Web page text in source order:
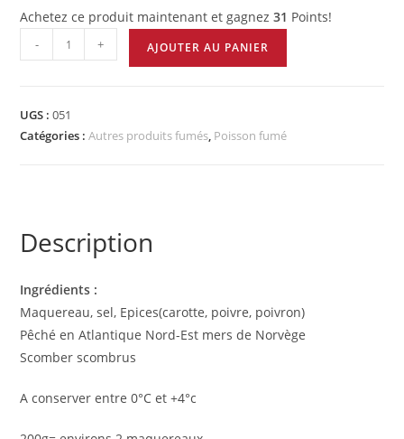
Achetez ce produit maintenant et gagnez31 Points!
- + AJOUTER AU PANIER
UGS :051
Catégories :Autres produits fumés, Poisson fumé
Description
Ingrédients :
Maquereau, sel, Epices(carotte, poivre, poivron)
Pêché en Atlantique Nord-Est mers de Norvège
Scomber scombrus
A conserver entre 0°C et +4°c